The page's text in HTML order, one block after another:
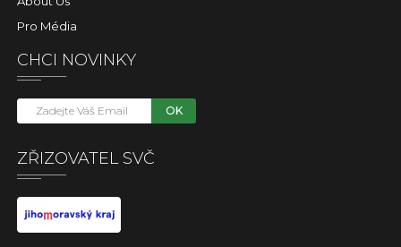
Pro Média
CHCI NOVINKY
OK
ZŘIZOVATEL SVČ